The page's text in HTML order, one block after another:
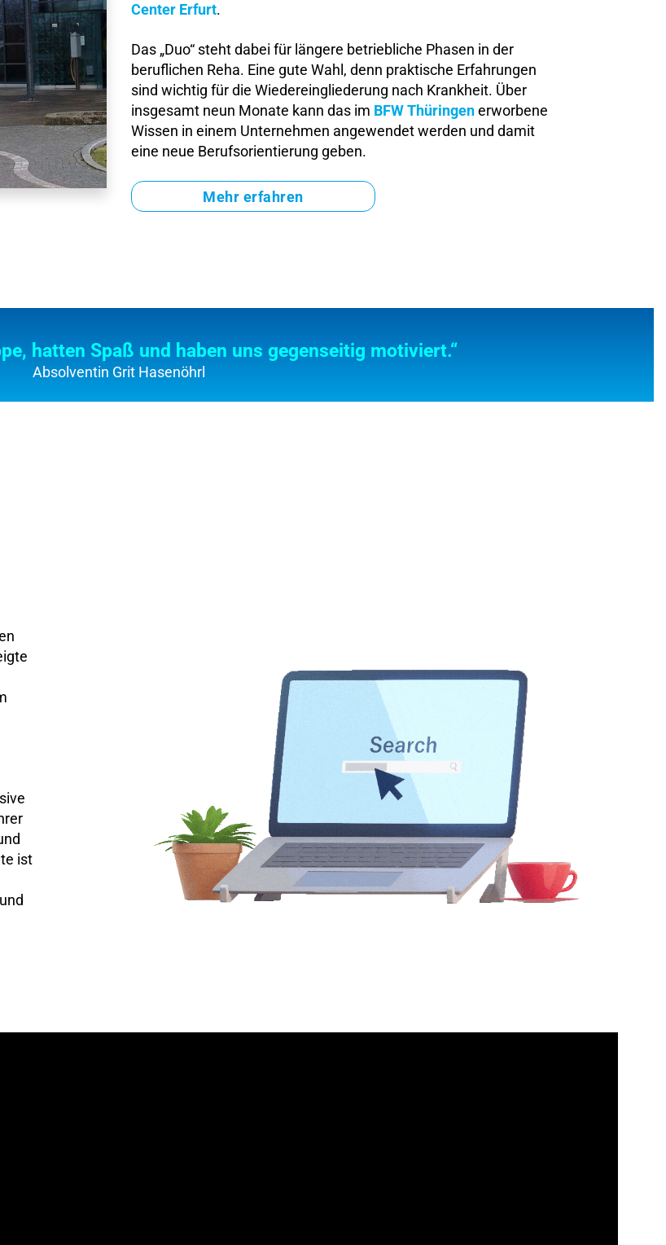
Center Erfurt.
Das „Duo“ steht dabei für längere betriebliche Phasen in der
beruflichen Reha. Eine gute Wahl, denn praktische Erfahrungen
sind wichtig für die Wiedereingliederung nach Krankheit. Über
insgesamt neun Monate kann das im BFW Thüringenerworbene
Wissen in einem Unternehmen angewendet werden und damit
eine neue Berufsorientierung geben.
Mehr erfahren
hatten Spaß und haben uns gegenseitig motiviert.“
Absolventin Grit Hasenöhrl
ist